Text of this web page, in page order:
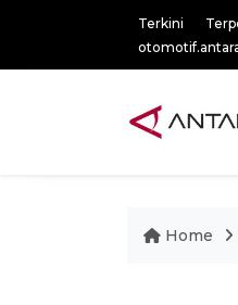
Terkini
Home